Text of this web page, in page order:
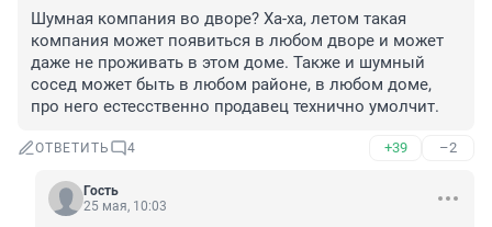
Шумная компания во дворе? Ха-ха, летом такая
компания может появиться в любом дворе и может
даже не проживать в этом доме. Также и шумный
сосед может быть в любом районе, в любом доме,
про него естесственно продавец технично умолчит.
ОТВЕТИТЬ 4 +39 –2
Гость
25 мая, 10:03